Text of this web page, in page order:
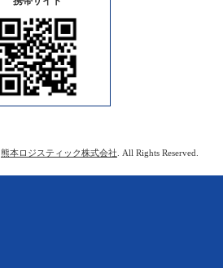
熊本ロジスティック株式会社 . All Rights Reserved.